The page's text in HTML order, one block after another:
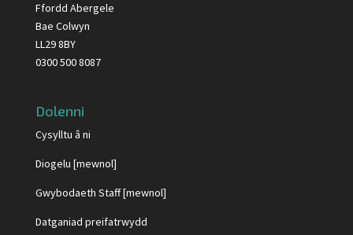
Ffordd Abergele
Bae Colwyn
LL29 8BY
0300 500 8087
Dolenni
Cysylltu â ni
Diogelu [mewnol]
Gwybodaeth Staff [mewnol]
Datganiad preifatrwydd